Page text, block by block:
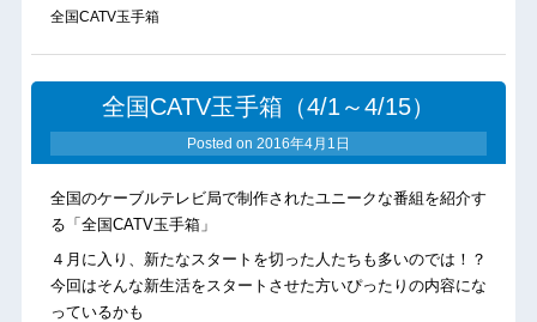
全国CATV玉手箱
全国CATV玉手箱（4/1～4/15）
Posted on 2016年4月1日
全国のケーブルテレビ局で制作されたユニークな番組を紹介す
る「全国CATV玉手箱」
４月に入り、新たなスタートを切った人たちも多いのでは！？
今回はそんな新生活をスタートさせた方いぴったりの内容にな
っているかも